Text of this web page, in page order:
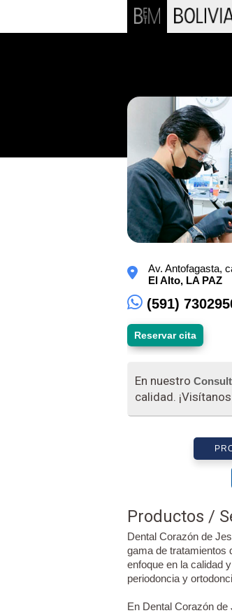
Av. Antofagasta,
El Alto, LA PAZ
(591)
Reservar cita
En nuestro
calidad.
Productos /
Dental Corazón de
gama de tratamientos
enfoque en la calidad
periodoncia y
En Dental Corazón